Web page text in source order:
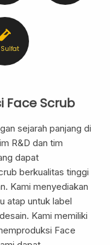
Kemasan Khusus
Produksi
Sulfat
Face Scrub
sejarah panjang di
R&D dan tim
dapat
berkualitas tinggi
Kami menyediakan
atap untuk label
Kami memiliki
Face